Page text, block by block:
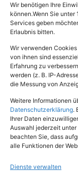
Wir benötigen Ihre
können.Wenn Sie
Services geben
Erlaubnis bitten.
Wir verwenden
von ihnen sind
Erfahrung zu
werden (z. B. IP-
die Messung von
Weitere Informationen
Datenschutzerklärung.
Ihrer Daten
Auswahl jederzeit unter
beachten Sie, dass
alle Funktionen der
Dienste verwalten
Copyright ©
Tel.: (02651) -
In